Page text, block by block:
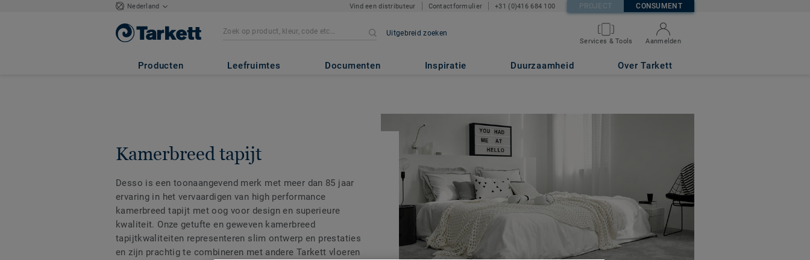
Nederland Vind een distributeur Contactformulier +31 (0)416 684 100 PROJECT CONSUMENT
Uitgebreid zoeken
Services & Tools Aanmelden
Producten Leefruimtes Documenten Inspiratie Duurzaamheid Over Tarkett
Kamerbreed tapijt
Desso is een toonaangevend merk met meer dan 85 jaar
ervaring in het vervaardigen van high performance
kamerbreed tapijt met oog voor design en superieure
kwaliteit. Onze getufte en geweven kamerbreed
tapijtkwaliteiten representeren slim ontwerp en prestaties
en zijn prachtig te combineren met andere Tarkett vloeren